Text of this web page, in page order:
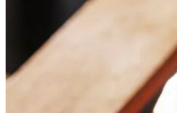
half-om-halfgehakt
8 blaadjes